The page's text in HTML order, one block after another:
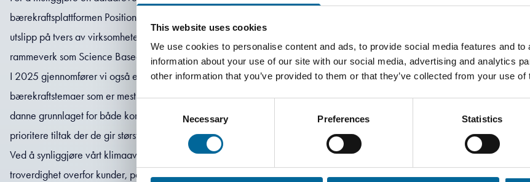
This website uses cookies
We use cookies to personalise content and ads, to provide social media features and
information about your use of our site with our social media, advertising and analytics
other information that you’ve provided to them or that they’ve collected from your use
Selection
Necessary Preferences Statistics
bærekraftsplattformen Position Green. Den gir verktøy for å samle inn, analysere og følge opp
utslipp på tvers av virksomheten, og legger grunnlaget for målsetting i tråd med internasjonale
rammeverk som Science Based Targets initiative og EUs CSRD.
I 2025 gjennomfører vi også en dobbel vesentlighetsanalyse for å identifisere hvilke
bærekraftstemaer som er mest relevante for vår virksomhet og våre interessenter. Resultatene vil
danne grunnlaget for både kortsiktige og langsiktige mål for å redusere vår påvirkning og
prioritere tiltak der de gir størst effekt.
Ved å synliggjøre vårt klimaavtrykk styrker vi intern styring, samtidig som vi øker transparens og
troverdighet overfor kunder, partnere og investorer.